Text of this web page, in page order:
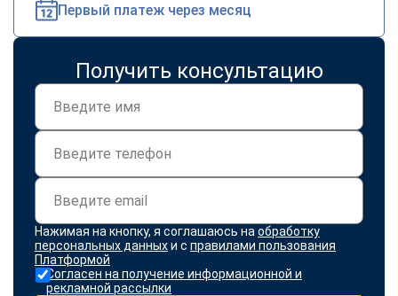
Первый платеж через месяц
Получить консультацию
Нажимая на кнопку, я соглашаюсь на обработку
персональных данныхи с правилами пользования
Платформой
Согласен на получение информационной и
рекламной рассылки